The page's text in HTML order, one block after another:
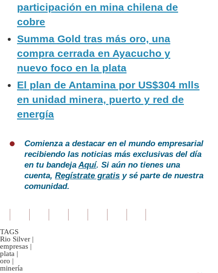
participación en mina chilena de
cobre
Summa Gold tras más oro, una
compra cerrada en Ayacucho y
nuevo foco en la plata
El plan de Antamina por US$304 mlls
en unidad minera, puerto y red de
energía
Comienza a destacar en el mundo empresarial
recibiendo las noticias más exclusivas del día
en tu bandejaAquí. Si aún no tienes una
cuenta, Regístrate gratis y sé parte de nuestra
comunidad.
TAGS
Rio Silver |
empresas |
plata |
oro |
minería